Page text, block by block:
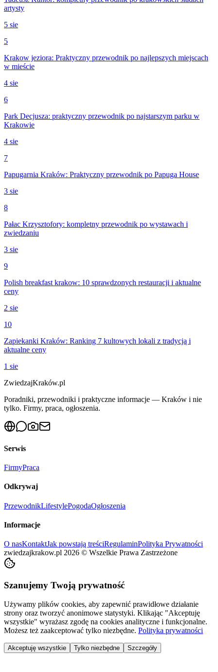
artysty
5 sie
5
Krakow jeziora: Praktyczny przewodnik po najlepszych miejscach
w mieście
4 sie
6
Park Decjusza: praktyczny przewodnik po najstarszym parku w
Krakowie
4 sie
7
Papugarnia Kraków: Praktyczny przewodnik po Papuga House
3 sie
8
Pałac Krzysztofory: kompletny przewodnik po wystawach i
zwiedzaniu
3 sie
9
Polish breakfast krakow: 10 sprawdzonych restauracji i aktualne
ceny
2 sie
10
Zapiekanki Kraków: Ranking 7 kultowych lokali z tradycją i
aktualne ceny
1 sie
ZwiedzajKraków.pl
Poradniki, przewodniki i praktyczne informacje — Kraków i nie
tylko. Firmy, praca, ogłoszenia.
Serwis
FirmyPraca
Odkrywaj
PrzewodnikLifestylePogodaOgłoszenia
Informacje
O nasKontaktJak powstają treściRegulaminPolityka Prywatności
zwiedzajkrakow.pl 2026 © Wszelkie Prawa Zastrzeżone
Szanujemy Twoją prywatność
Używamy plików cookies, aby zapewnić prawidłowe działanie
strony oraz tworzyć anonimowe statystyki. Klikając "Akceptuję
wszystkie" wyrażasz zgodę na cookies analityczne i funkcjonalne.
Możesz też zaakceptować tylko niezbędne. Polityka prywatności
Akceptuję wszystkie Tylko niezbędne Szczegóły